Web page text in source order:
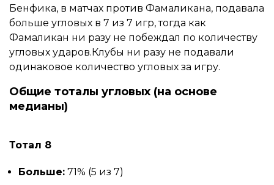
Бенфика, в матчах против Фамаликана, подавала
больше угловых в 7 из 7 игр, тогда как
Фамаликан ни разу не побеждал по количеству
угловых ударов.Клубы ни разу не подавали
одинаковое количество угловых за игру.
Общие тоталы угловых (на основе
медианы)
Тотал 8
Больше: 71% (5 из 7)